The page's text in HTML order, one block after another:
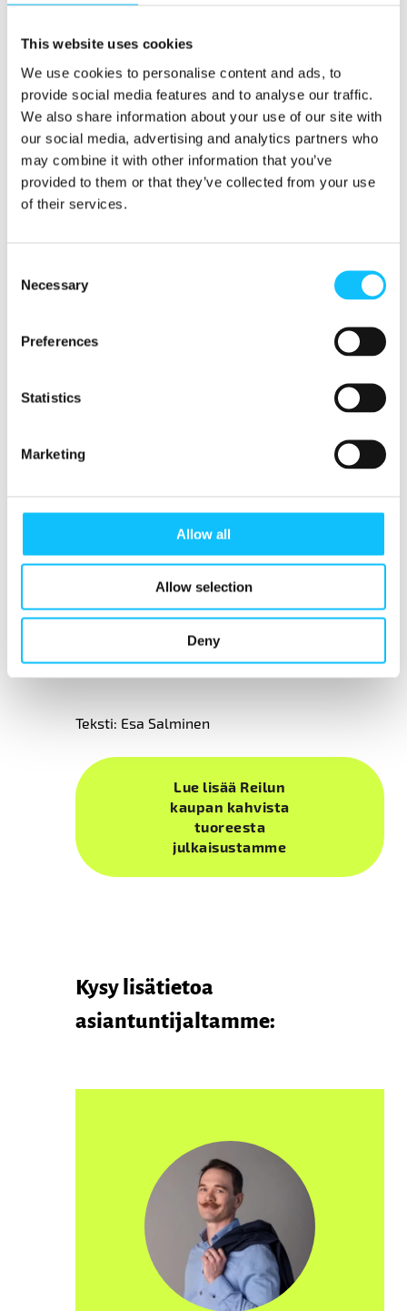
This website uses cookies
We use cookies to personalise content and ads, to
provide social media features and to analyse our traffic.
We also share information about your use of our site with
our social media, advertising and analytics partners who
may combine it with other information that you’ve
provided to them or that they’ve collected from your use
of their services.
Selection
Necessary
Preferences
Statistics
Marketing
Allow all
Allow selection
Deny
sopeutumiseen tai tuotannon muuhun
kehittämiseen. Lisäksi Reilu kauppa tukee
kahvintuottajia erilaisilla koulutuksilla ja
kehitysyhteistyöhankkeilla.
Lokakuussa julkaistun
tieteellisen
tutkimuksen mukaan Reilun kaupan
kahvintuottajat selviävät kriiseistä muita
globaalissa pyrkimyksessä taata tuottajille
. Sen ajatus on, että
työllä ja tuotannolla tulisi pystyä kattamaan
terveellinen ruokavalio, säällinen asumus,
muut tarvittavat menot. Lisäksi perheelle
tulisi jäädä vähän säästöjä, joiden avulla voi
panostaa tulevaisuuteen tai hoitaa yllättäviä
kulueriä.
ansiotasoa eri maissa, samoin kun sitä, mitä
maksaa, että he pääsisivät tähän ansiotasoon.
Yhdessä Reilussa kaupassa olevien yritysten
kanssa hintoja pyritään nostamaan tälle
Teksti: Esa Salminen
Lue lisää Reilun
kaupan kahvista
tuoreesta
julkaisustamme
Kysy lisätietoa
asiantuntijaltamme: